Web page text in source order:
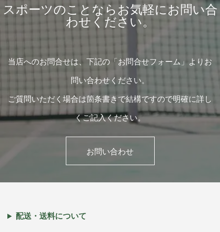
スポーツのことならお気軽にお問い合
わせください。
当店へのお問合せは、下記の「お問合せフォーム」よりお
問い合わせください。
ご質問いただく場合は箇条書きで結構ですので明確に詳し
くご記入ください。
お問い合わせ
配送・送料について